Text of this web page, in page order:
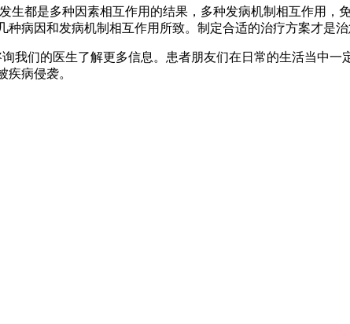
生都是多种因素相互作用的结果，多种发病机制相互作用，
病因和发病机制相互作用所致。制定合适的治疗方案才是治
我们的医生了解更多信息。患者朋友们在日常的生活当中
病侵袭。